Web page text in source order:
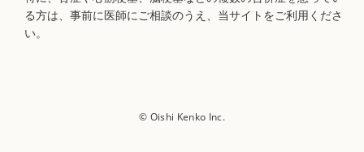
る方は、事前に医師にご相談のうえ、当サイトをご利用くださ
い。
© Oishi Kenko Inc.